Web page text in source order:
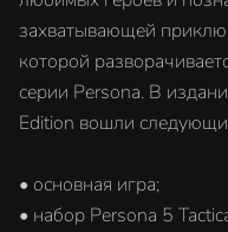
захватывающей
которой
серии Persona. В
Edition вошли
• основная игра;
• набор Persona 5